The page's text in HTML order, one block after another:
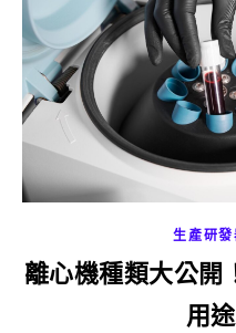
生產研
離心機種類大公開
用